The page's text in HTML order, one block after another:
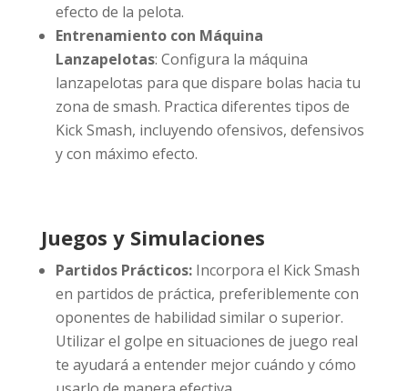
efecto de la pelota.
Entrenamiento con Máquina
Lanzapelotas: Configura la máquina
lanzapelotas para que dispare bolas hacia tu
zona de smash. Practica diferentes tipos de
Kick Smash, incluyendo ofensivos, defensivos
y con máximo efecto.
Juegos y Simulaciones
Partidos Prácticos:Incorpora el Kick Smash
en partidos de práctica, preferiblemente con
oponentes de habilidad similar o superior.
Utilizar el golpe en situaciones de juego real
te ayudará a entender mejor cuándo y cómo